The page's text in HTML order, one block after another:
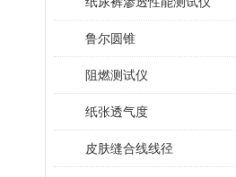
鲁尔圆锥
阻燃测试仪
纸张透气度
皮肤缝合线线径